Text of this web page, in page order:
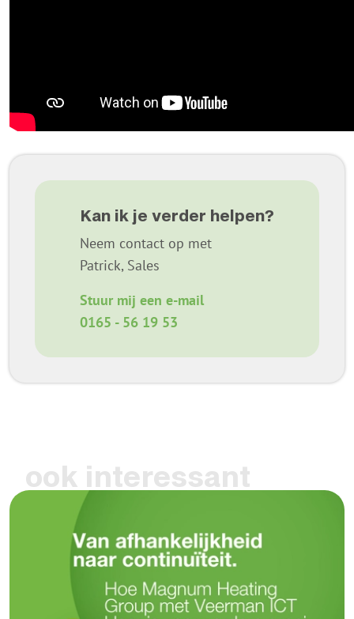
Kan ik je verder helpen?
Neem contact op met
Patrick, Sales
Stuur mij een e-mail
0165 - 56 19 53
ook interessant